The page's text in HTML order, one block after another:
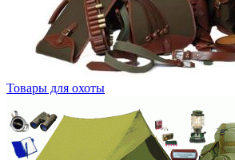
Товары для охоты